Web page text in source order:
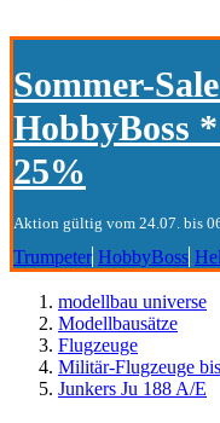
Sommer-
HobbyBoss
25%
Aktion gültig vom 24.07. bis
Trumpeter HobbyBoss
modellbau universe
Modellbausätze
Flugzeuge
Militär-Flugzeuge
Junkers Ju 188 A/E